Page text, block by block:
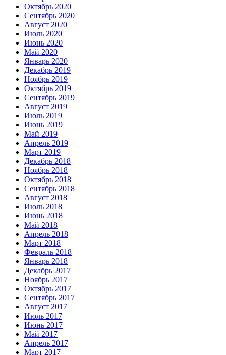
Октябрь 2020
Сентябрь 2020
Август 2020
Июль 2020
Июнь 2020
Май 2020
Январь 2020
Декабрь 2019
Ноябрь 2019
Октябрь 2019
Сентябрь 2019
Август 2019
Июль 2019
Июнь 2019
Май 2019
Апрель 2019
Март 2019
Декабрь 2018
Ноябрь 2018
Октябрь 2018
Сентябрь 2018
Август 2018
Июль 2018
Июнь 2018
Май 2018
Апрель 2018
Март 2018
Февраль 2018
Январь 2018
Декабрь 2017
Ноябрь 2017
Октябрь 2017
Сентябрь 2017
Август 2017
Июль 2017
Июнь 2017
Май 2017
Апрель 2017
Март 2017